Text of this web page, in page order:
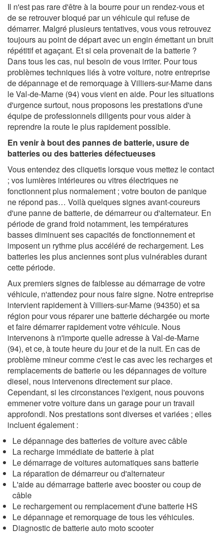
Il n'est pas rare d'être à la bourre pour un rendez-vous et
de se retrouver bloqué par un véhicule qui refuse de
démarrer. Malgré plusieurs tentatives, vous vous retrouvez
toujours au point de départ avec un engin émettant un bruit
répétitif et agaçant. Et si cela provenait de la batterie ?
Dans tous les cas, nul besoin de vous irriter. Pour tous
problèmes techniques liés à votre voiture, notre entreprise
de dépannage et de remorquage à Villiers-sur-Marne dans
le Val-de-Marne (94) vous vient en aide. Pour les situations
d'urgence surtout, nous proposons les prestations d'une
équipe de professionnels diligents pour vous aider à
reprendre la route le plus rapidement possible.
En venir à bout des pannes de batterie, usure de
batteries ou des batteries défectueuses
Vous entendez des cliquetis lorsque vous mettez le contact
; vos lumières intérieures ou vitres électriques ne
fonctionnent plus normalement ; votre bouton de panique
ne répond pas… Voilà quelques signes avant-coureurs
d'une panne de batterie, de démarreur ou d'alternateur. En
période de grand froid notamment, les températures
basses diminuent ses capacités de fonctionnement et
imposent un rythme plus accéléré de rechargement. Les
batteries les plus anciennes sont plus vulnérables durant
cette période.
Aux premiers signes de faiblesse au démarrage de votre
véhicule, n'attendez pour nous faire signe. Notre entreprise
intervient rapidement à Villiers-sur-Marne (94350) et sa
région pour vous réparer une batterie déchargée ou morte
et faire démarrer rapidement votre véhicule. Nous
intervenons à n'importe quelle adresse à Val-de-Marne
(94), et ce, à toute heure du jour et de la nuit. En cas de
problème mineur comme c'est le cas avec les recharges et
remplacements de batterie ou les dépannages de voiture
diesel, nous intervenons directement sur place.
Cependant, si les circonstances l'exigent, nous pouvons
emmener votre voiture dans un garage pour un travail
approfondi. Nos prestations sont diverses et variées ; elles
incluent également :
Le dépannage des batteries de voiture avec câble
La recharge immédiate de batterie à plat
Le démarrage de voitures automatiques sans batterie
La réparation de démarreur ou d'alternateur
L'aide au démarrage batterie avec booster ou coup de
câble
Le rechargement ou remplacement d'une batterie HS
Le dépannage et remorquage de tous les véhicules.
Diagnostic de batterie auto moto scooter